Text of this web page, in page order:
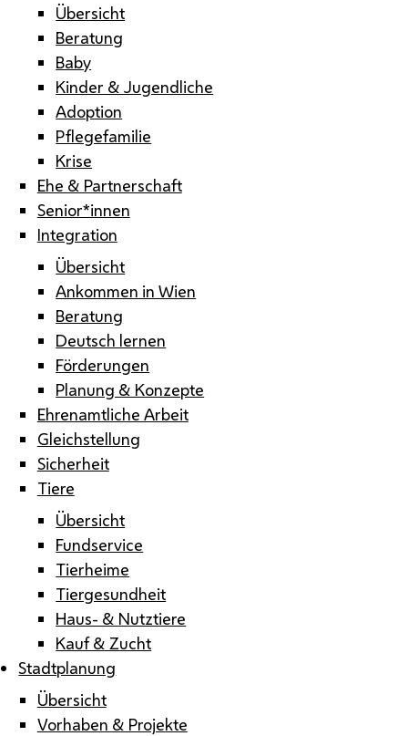
Übersicht
Beratung
Baby
Kinder & Jugendliche
Adoption
Pflegefamilie
Krise
Ehe & Partnerschaft
Senior*innen
Integration
Übersicht
Ankommen in Wien
Beratung
Deutsch lernen
Förderungen
Planung & Konzepte
Ehrenamtliche Arbeit
Gleichstellung
Sicherheit
Tiere
Übersicht
Fundservice
Tierheime
Tiergesundheit
Haus- & Nutztiere
Kauf & Zucht
Stadtplanung
Übersicht
Vorhaben & Projekte